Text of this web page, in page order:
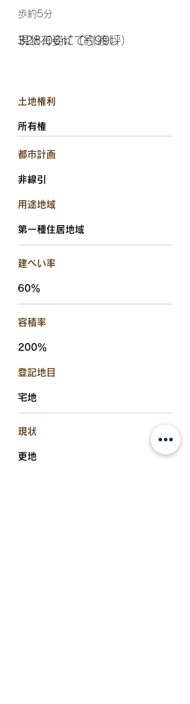
現状有姿にて引渡し
328.06㎡（約99坪）
歩約5分
土地権利
所有権
都市計画
非線引
用途地域
第一種住居地域
建ぺい率
60％
容積率
200％
​登記地目
宅地
現状
更地